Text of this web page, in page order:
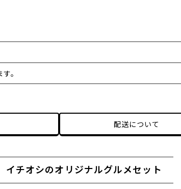
。
配送について
チオシのオリジナルグルメセット